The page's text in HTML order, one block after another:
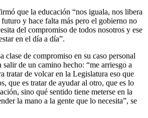
que la educación “nos iguala, nos libera
y hace falta más pero el gobierno no
del compromiso de todos nosotros y ese
en el día a día”.
clase de compromiso en su caso personal
salir de un camino hecho: “me arriesgo a
tratar de volcar en la Legislatura eso que
que es tratar de ayudar al otro, que es lo
sino qué sentido tiene meterse en la
la mano a la gente que lo necesita”, se